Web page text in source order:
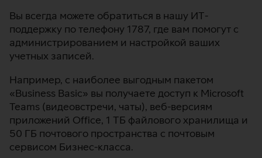
Вы всегда можете обратиться в нашу ИТ-
поддержку по телефону 1787, где вам помогут с
администрированием и настройкой ваших
учетных записей.
Например, с наиболее выгодным пакетом
«Business Basic» вы получаете доступ к Microsoft
Teams (видеовстречи, чаты), веб-версиям
приложений Office, 1 ТБ файлового хранилища и
50 ГБ почтового пространства с почтовым
сервисом Бизнес-класса.